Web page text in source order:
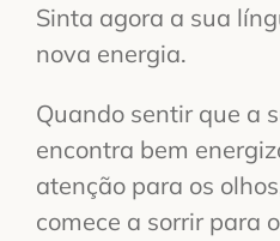
Sinta agora a sua
nova energia.
Quando sentir que a
encontra bem
atenção para os
comece a sorrir para